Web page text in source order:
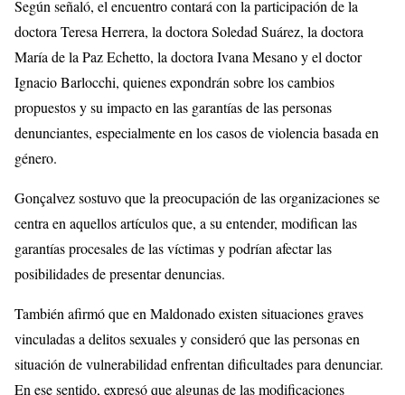
Según señaló, el encuentro contará con la participación de la
doctora Teresa Herrera, la doctora Soledad Suárez, la doctora
María de la Paz Echetto, la doctora Ivana Mesano y el doctor
Ignacio Barlocchi, quienes expondrán sobre los cambios
propuestos y su impacto en las garantías de las personas
denunciantes, especialmente en los casos de violencia basada en
género.
Gonçalvez sostuvo que la preocupación de las organizaciones se
centra en aquellos artículos que, a su entender, modifican las
garantías procesales de las víctimas y podrían afectar las
posibilidades de presentar denuncias.
También afirmó que en Maldonado existen situaciones graves
vinculadas a delitos sexuales y consideró que las personas en
situación de vulnerabilidad enfrentan dificultades para denunciar.
En ese sentido, expresó que algunas de las modificaciones